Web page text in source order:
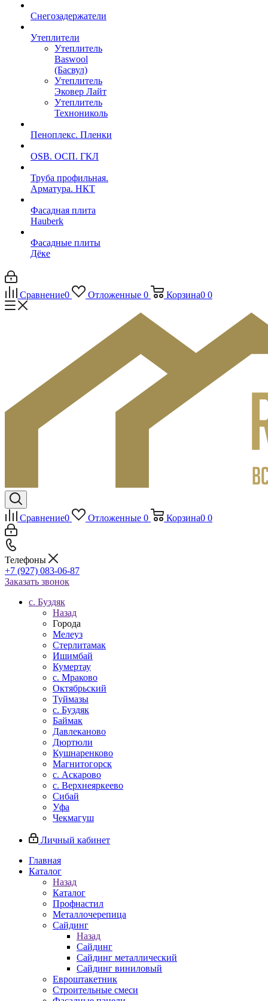
Снегозадержатели
Утеплители
Утеплитель
Baswool
(Басвул)
Утеплитель
Эковер Лайт
Утеплитель
Технониколь
Пеноплекс. Пленки
OSB. ОСП. ГКЛ
Труба профильная.
Арматура. НКТ
Фасадная плита
Hauberk
Фасадные плиты
Дёке
Сравнение0 Отложенные 0 Корзина0 0
Сравнение0 Отложенные 0 Корзина0 0
Телефоны
+7 (927) 083-06-87
Заказать звонок
c. Буздяк
Назад
Города
Мелеуз
Стерлитамак
Ишимбай
Кумертау
c. Мраково
Октябрьский
Туймазы
c. Буздяк
Баймак
Давлеканово
Дюртюли
Кушнаренково
Магнитогорск
с. Аскарово
с. Верхнеяркеево
Сибай
Уфа
Чекмагуш
Личный кабинет
Главная
Каталог
Назад
Каталог
Профнастил
Металлочерепица
Сайдинг
Назад
Сайдинг
Сайдинг металлический
Сайдинг виниловый
Евроштакетник
Строительные смеси